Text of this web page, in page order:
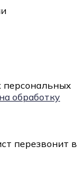
персональных
обработку
перезвонит в